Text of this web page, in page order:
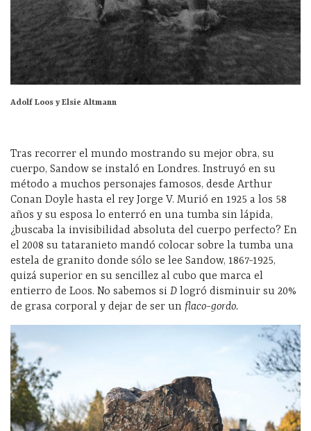
Adolf Loos y Elsie Altmann
Tras recorrer el mundo mostrando su mejor obra, su
cuerpo, Sandow se instaló en Londres. Instruyó en su
método a muchos personajes famosos, desde Arthur
Conan Doyle hasta el rey Jorge V. Murió en 1925 a los 58
años y su esposa lo enterró en una tumba sin lápida,
¿buscaba la invisibilidad absoluta del cuerpo perfecto? En
el 2008 su tataranieto mandó colocar sobre la tumba una
estela de granito donde sólo se lee Sandow, 1867-1925,
quizá superior en su sencillez al cubo que marca el
entierro de Loos. No sabemos si D logró disminuir su 20%
de grasa corporal y dejar de ser un flaco-gordo.